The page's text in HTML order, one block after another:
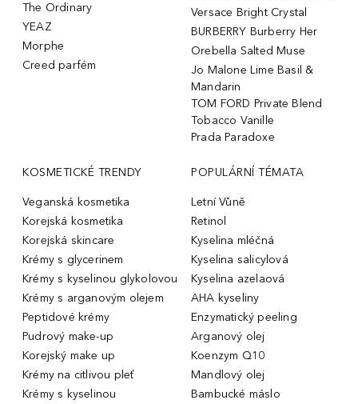
The Ordinary
YEAZ
Morphe
Creed parfém
Versace Bright Crystal
BURBERRY Burberry Her
Orebella Salted Muse
Jo Malone Lime Basil &
Mandarin
TOM FORD Private Blend
Tobacco Vanille
Prada Paradoxe
KOSMETICKÉ TRENDY
Veganská kosmetika
Korejská kosmetika
Korejská skincare
Krémy s glycerinem
Krémy s kyselinou glykolovou
Krémy s arganovým olejem
Peptidové krémy
Pudrový make-up
Korejský make up
Krémy na citlivou pleť
Krémy s kyselinou
POPULÁRNÍ TÉMATA
Letní Vůně
Retinol
Kyselina mléčná
Kyselina salicylová
Kyselina azelaová
AHA kyseliny
Enzymatický peeling
Arganový olej
Koenzym Q10
Mandlový olej
Bambucké máslo